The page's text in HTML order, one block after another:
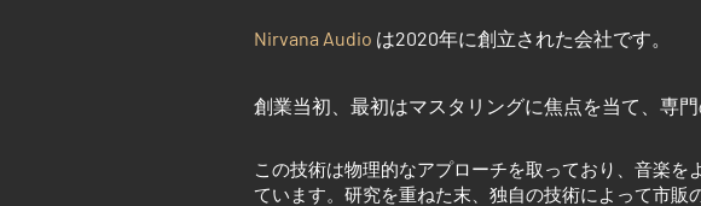
Nirvana Audio は2020年に創立された会社です。
創業当初、 最初はマスタリングに焦点を当て、専
この技術は物理的なアプローチを取っており、音楽
ています。研究を重ねた末、独自の技術によって市販